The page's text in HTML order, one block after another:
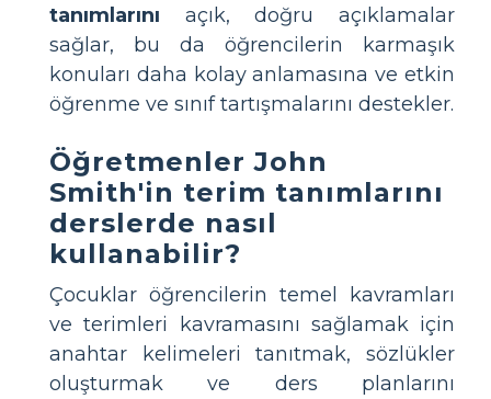
tanımlarını açık, doğru açıklamalar
sağlar, bu da öğrencilerin karmaşık
konuları daha kolay anlamasına ve etkin
öğrenme ve sınıf tartışmalarını destekler.
Öğretmenler John
Smith'in terim tanımlarını
derslerde nasıl
kullanabilir?
Çocuklar öğrencilerin temel kavramları
ve terimleri kavramasını sağlamak için
anahtar kelimeleri tanıtmak, sözlükler
oluşturmak ve ders planlarını